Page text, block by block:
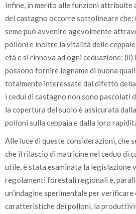
Infine, in merito alle funzioni attribuite
del castagno occorre sottolineare che:
seme può avvenire agevolmente
polloni e inoltre la vitalità delle
età e si rinnova ad ogni ceduazione;
possono fornire legname di buona
totalmente interessate dal difetto
i cedui di castagno non sono pascolati
la copertura del suolo è assicurata
polloni sulla ceppaia e dalla loro
Alle luce di queste considerazioni, che
che il rilascio di matricine nel ceduo di
utile, è stata esaminata la legislazione
regolamenti forestali regionali e,
un’indagine sperimentale per
caratteristiche dei polloni, la